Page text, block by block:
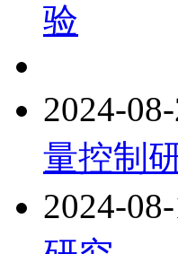
验
2024-
量控制
2024-